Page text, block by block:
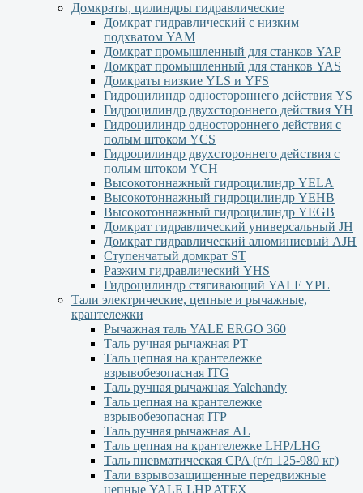
Домкраты, цилиндры гидравлические
Домкрат гидравлический с низким
подхватом YAM
Домкрат промышленный для станков YAP
Домкрат промышленный для станков YAS
Домкраты низкие YLS и YFS
Гидроцилиндр одностороннего действия YS
Гидроцилиндр двухстороннего действия YН
Гидроцилиндр одностороннего действия с
полым штоком YСS
Гидроцилиндр двухстороннего действия с
полым штоком YСН
Высокотоннажный гидроцилиндр YELA
Высокотоннажный гидроцилиндр YEHВ
Высокотоннажный гидроцилиндр YEGВ
Домкрат гидравлический универсальный JH
Домкрат гидравлический алюминиевый АJH
Ступенчатый домкрат ST
Разжим гидравлический YHS
Гидроцилиндр стягивающий YALE YPL
Тали электрические, цепные и рычажные,
крантележки
Рычажная таль YALE ERGO 360
Таль ручная рычажная PT
Таль цепная на крантележке
взрывобезопасная ITG
Таль ручная рычажная Yalehandy
Таль цепная на крантележке
взрывобезопасная ITP
Таль ручная рычажная AL
Таль цепная на крантележке LHP/LHG
Таль пневматическая CPA (г/п 125-980 кг)
Тали взрывозащищенные передвижные
цепные YALE LHP ATEX